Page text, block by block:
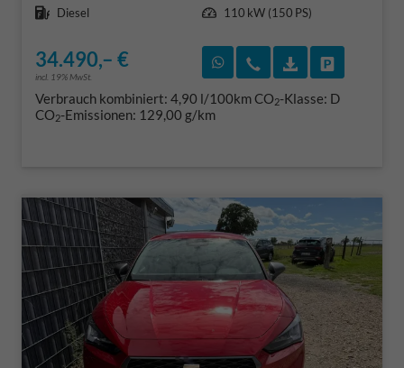
Diesel
110 kW (150 PS)
34.490,– €
incl. 19% MwSt.
Rückruf vereinbaren
Wir rufen Sie an
Verbrauch kombiniert: 4,90 l/100kmCO2-Klasse: D
CO2-Emissionen: 129,00 g/km